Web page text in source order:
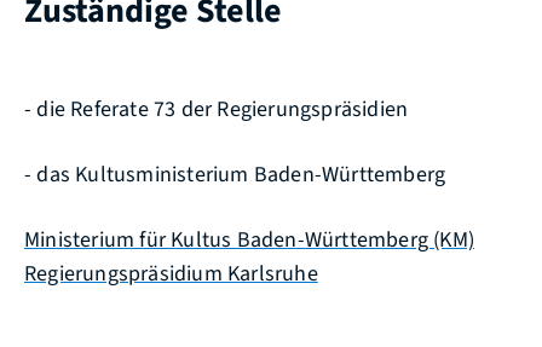
Zuständige Stelle
- die Referate 73 der Regierungspräsidien
- das Kultusministerium Baden-Württemberg
Ministerium für Kultus Baden-Württemberg (KM)
Regierungspräsidium Karlsruhe